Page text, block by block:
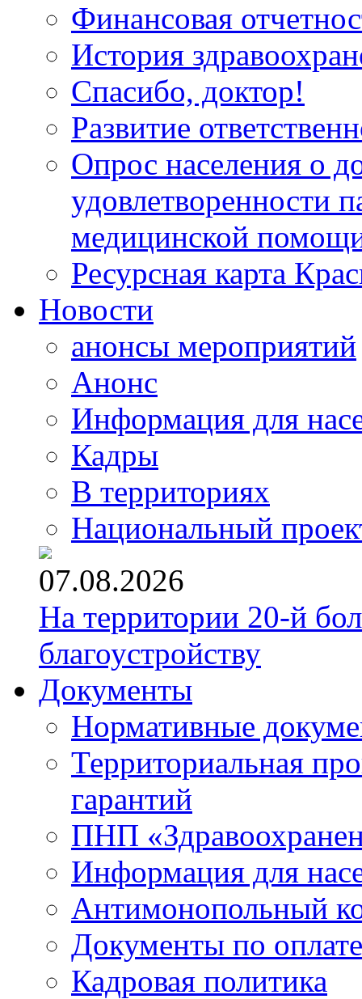
Финансовая
История
Спасибо, доктор!
Развитие
Опрос населения о
удовлетворенности
медицинской
Ресурсная карта
Новости
анонсы мероприятий
Анонс
Информация для
Кадры
В территориях
Национальный
07.08.2026
На территории 20-й
благоустройству
Документы
Нормативные
Территориальная
гарантий
ПНП
Информация для
Антимонопольный
Документы по
Кадровая политика